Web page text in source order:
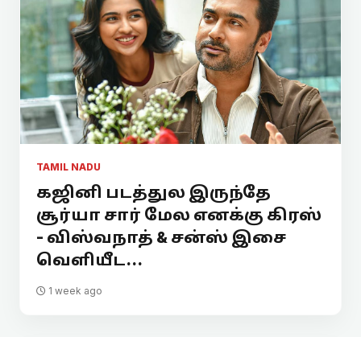
TAMIL NADU
கஜினி படத்துல இருந்தே
சூர்யா சார் மேல எனக்கு கிரஸ்
- விஸ்வநாத் & சன்ஸ் இசை
வெளியீட...
1 week ago